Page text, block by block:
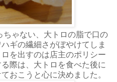
ちゃない、大トロの脂で口の
ギの繊細さがぼやけてしま
を出すのは店主のポリシー
際は、大トロを食べた後に
おこうと心に決めました。